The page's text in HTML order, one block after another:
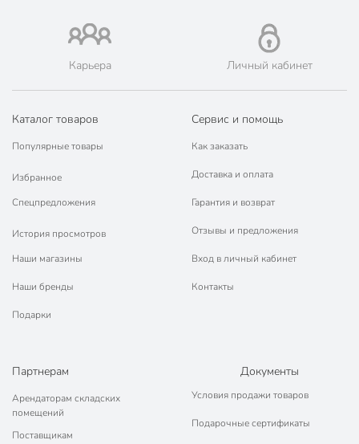
Карьера Личный кабинет
Каталог товаров
Популярные товары
Избранное
Спецпредложения
История просмотров
Наши магазины
Наши бренды
Подарки
Сервис и помощь
Как заказать
Доставка и оплата
Гарантия и возврат
Отзывы и предложения
Вход в личный кабинет
Контакты
Партнерам
Арендаторам складских
помещений
Поставщикам
Документы
Условия продажи товаров
Подарочные сертификаты